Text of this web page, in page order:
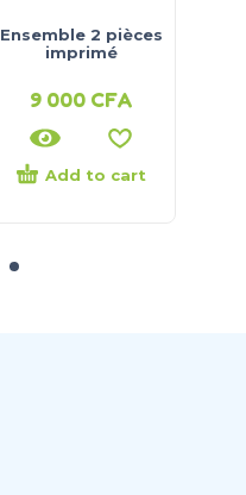
Ensemble 2 pièces
imprimé
9 000 CFA
Add to cart